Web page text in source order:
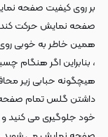
بر روی کیفیت صفحه
صفحه نمایش حرکت
همین خاطر به خوبی
، بنابراین اگر هنگام
هیچگونه حبابی زیر
داشتن گلس تمام صفحه
خود جلوگیری می کنید